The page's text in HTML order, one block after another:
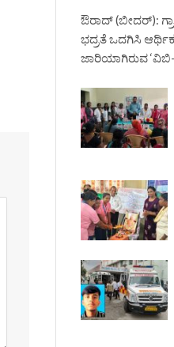
ಔರಾದ್ (ಬೀದರ್):
ಭದ್ರತೆ ಒದಗಿಸಿ
ಜಾರಿಯಾಗಿರುವ